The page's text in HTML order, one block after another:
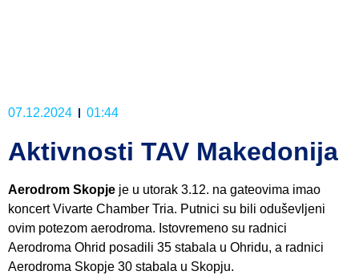
07.12.2024 01:44
Aktivnosti TAV Makedonija
Aerodrom Skopje je u utorak 3.12. na gateovima imao
koncert Vivarte Chamber Tria. Putnici su bili oduševljeni
ovim potezom aerodroma. Istovremeno su radnici
Aerodroma Ohrid posadili 35 stabala u Ohridu, a radnici
Aerodroma Skopje 30 stabala u Skopju.